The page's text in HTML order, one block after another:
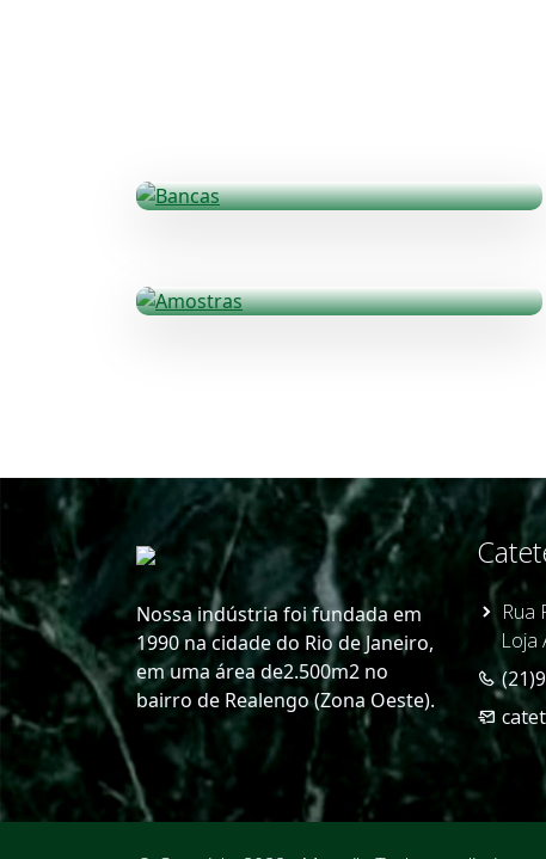
Nossa indústria foi fundada em
1990 na cidade do Rio de Janeiro,
em uma área de2.500m2 no
bairro de Realengo (Zona Oeste).
Rua
Loja